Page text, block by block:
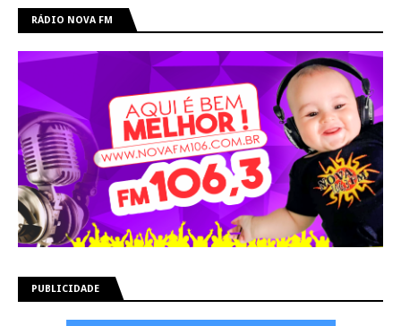
RÁDIO NOVA FM
PUBLICIDADE